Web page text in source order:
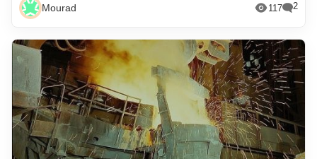
Mourad 117 2